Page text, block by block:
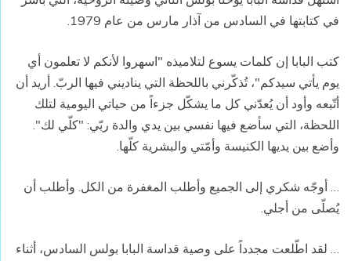
في كتابتها في السادس من آذار مارس من عام 1979.
كتب البابا إن كلمات يسوع لتلاميذه "اسهروا لأنكم لا تعلمون أي
يوم يأتي سيدكم"، تُذكّرني باللحظة التي يناديني فيها الربّ. أريد أن
أتّبعه وأود أن يُعدّني كل ما يشكّل جزءاً من حياتي اليومية لتلك
اللحظة، التي سأضع فيها نفسي بين يدي والدة ربّي: "كلّي لك".
وأضع بين يديها الكنيسة وأمّتي والبشرية كلّها.
… أوجّه شكري إلى الجميع وأطلب المغفرة من الكل. وأطلب أن
يُصلّى من أجلي.
… لقد اطّلعت مجدداً على وصية قداسة البابا بولس السادس، أثناء